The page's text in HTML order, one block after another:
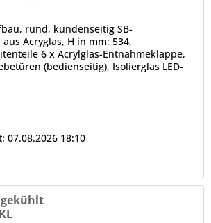
rund, kundenseitig SB-
Acryglas, H in mm: 534,
6 x Acrylglas-Entnahmeklappe,
(bedienseitig), Isolierglas LED-
auf Anfrage),
07.08.2026 18:10